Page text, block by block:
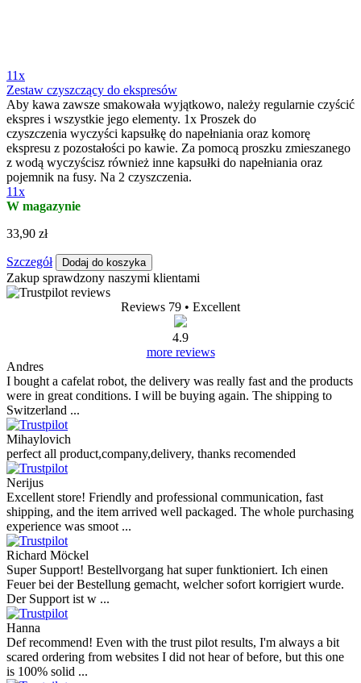
11x
Zestaw czyszczący do ekspresów
Aby kawa zawsze smakowała wyjątkowo, należy regularnie czyścić
ekspres i wszystkie jego elementy. 1x Proszek do
czyszczenia wyczyści kapsułkę do napełniania oraz komorę
ekspresu z pozostałości po kawie. Za pomocą proszku zmieszanego
z wodą wyczyścisz również inne kapsułki do napełniania oraz
pojemnik na fusy. Na 2 czyszczenia.
11x
W magazynie
33,90 zł
Szczegół Dodaj do koszyka
Zakup sprawdzony naszymi klientami
Reviews 79 • Excellent
4.9
more reviews
Andres
I bought a cafelat robot, the delivery was really fast and the products
were in great conditions. I will be buying again. The shipping to
Switzerland ...
Mihaylovich
perfect all product,company,delivery, thanks recomended
Nerijus
Excellent store! Friendly and professional communication, fast
shipping, and the item arrived well packaged. The whole purchasing
experience was smoot ...
Richard Möckel
Super Support! Bestellvorgang hat super funktioniert. Ich einen
Feuer bei der Bestellung gemacht, welcher sofort korrigiert wurde.
Der Support ist w ...
Hanna
Def recommend! Even with the trust pilot results, I'm always a bit
scared ordering from websites I did not hear of before, but this one
is 100% solid ...